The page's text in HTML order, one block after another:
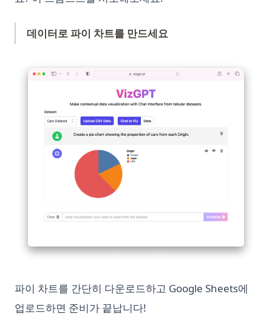
customer-hosted-looker
data-visualization-oil-and-gas-industry
data-wrangling
distributed-database-vs-database-plus
dynamic-data-visualization
google-drive-analytics
metabase-vs-looker
trifacta-wrangler
데이터로 파이 차트를 만드세요
파이 차트를 간단히 다운로드하고 Google Sheets에
업로드하면 준비가 끝납니다!